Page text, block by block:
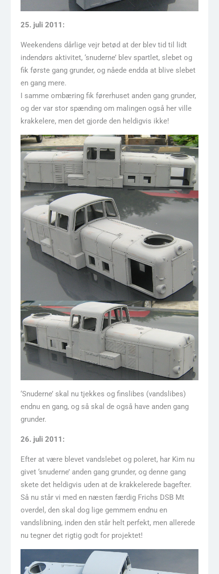
25. juli 2011:
Weekendens dårlige vejr betød at der blev tid til lidt
indendørs aktivitet, ‘snuderne’ blev spartlet, slebet og
fik første gang grunder, og nåede endda at blive slebet
en gang mere.
I samme ombæring fik førerhuset anden gang grunder,
og der var stor spænding om malingen også her ville
krakkelere, men det gjorde den heldigvis ikke!
‘Snuderne’ skal nu tjekkes og finslibes (vandslibes)
endnu en gang, og så skal de også have anden gang
grunder.
26. juli 2011:
Efter at være blevet vandslebet og poleret, har Kim nu
givet ‘snuderne’ anden gang grunder, og denne gang
skete det heldigvis uden at de krakkelerede bagefter.
Så nu står vi med en næsten færdig Frichs DSB Mt
overdel, den skal dog lige gemmem endnu en
vandslibning, inden den står helt perfekt, men allerede
nu tegner det rigtig godt for projektet!